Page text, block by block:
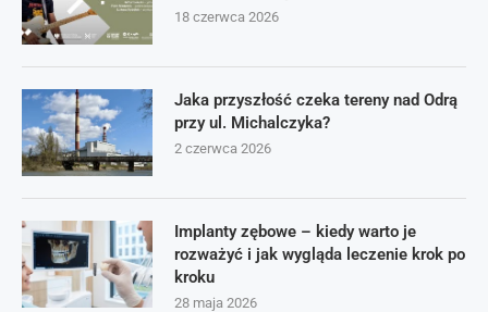
18 czerwca 2026
Jaka przyszłość czeka tereny nad Odrą
przy ul. Michalczyka?
2 czerwca 2026
Implanty zębowe – kiedy warto je
rozważyć i jak wygląda leczenie krok po
kroku
28 maja 2026